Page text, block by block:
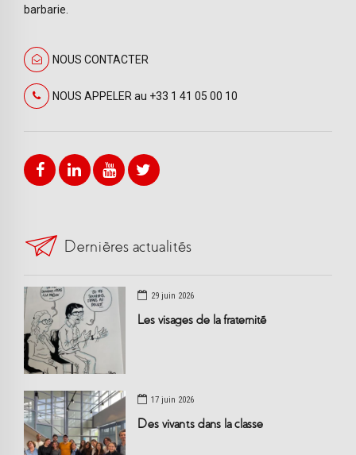
barbarie.
NOUS CONTACTER
NOUS APPELER au +33 1 41 05 00 10
Dernières actualités
29 juin 2026
Les visages de la fraternité
17 juin 2026
Des vivants dans la classe